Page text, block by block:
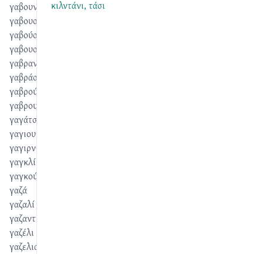
γαβουνόκκο
γαβουσμάς
γαβούστημα
γαβουστίζω
γαβραντώ
γαβράστημα
γαβρούμι
γαβρουστίζω
γαγάτσι
γαγιουρντώ
γαγιρντίζω
γαγκλί
γαγκούτ
γαζά
γαζαλί
γαζαντίζω
γαζέλι
γαζελιάζω
κιλντάνι, τάσι